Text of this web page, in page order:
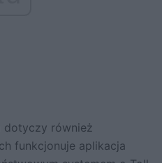
dotyczy również
funkcjonuje aplikacja